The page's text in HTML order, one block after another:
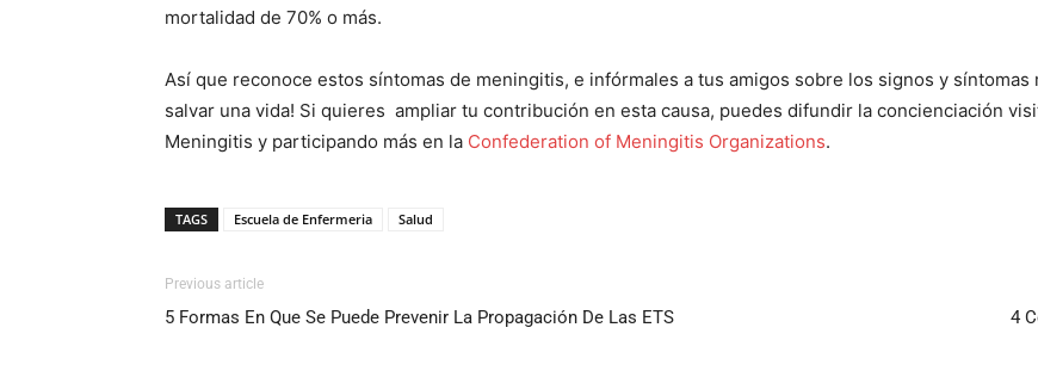
mortalidad de 70% o más.
Así que reconoce estos síntomas de meningitis, e infórmales a tus amigos sobre los signos y síntomas
salvar una vida! Si quieres ampliar tu contribución en esta causa, puedes difundir la concienciación
Meningitis y participando más en la Confederation of Meningitis Organizations.
TAGS Escuela de Enfermeria Salud
Previous article
5 Formas En Que Se Puede Prevenir La Propagación De Las ETS 4